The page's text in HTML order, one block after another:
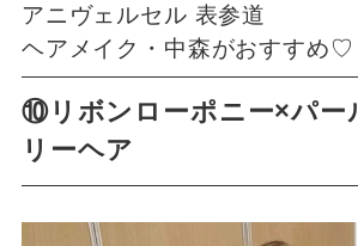
アニヴェルセル 表参道
ヘアメイク・中森がおすすめ♡
⑩リボンローポニー×パー
リーヘア